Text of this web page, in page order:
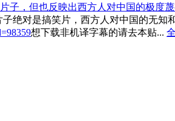
子，但也反映出西方人对中国的极度蔑
绝对是搞笑片，西方人对中国的无
想下载非机译字幕的请去本贴...